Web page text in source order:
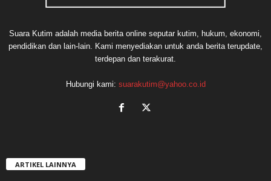
Suara Kutim adalah media berita online seputar kutim, hukum, ekonomi,
pendidikan dan lain-lain. Kami menyediakan untuk anda berita terupdate,
terdepan dan terakurat.
Hubungi kami: suarakutim@yahoo.co.id
ARTIKEL LAINNYA